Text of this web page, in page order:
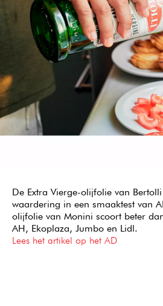
De Extra Vierge-olijfolie van
waardering in een smaaktest van
olijfolie van Monini scoort beter
AH, Ekoplaza, Jumbo en Lidl.
Lees het artikel op het AD